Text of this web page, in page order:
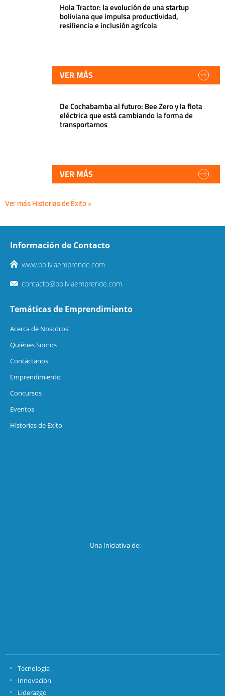
Hola Tractor: la evolución de una startup
boliviana que impulsa productividad,
resiliencia e inclusión agrícola
VER MÁS
De Cochabamba al futuro: Bee Zero y la flota
eléctrica que está cambiando la forma de
transportarnos
VER MÁS
Ver más Historias de Éxito »
Información de Contacto
www.boliviaemprende.com
contacto@boliviaemprende.com
Temáticas de Emprendimiento
Acerca de Nosotros
Quiénes Somos
Contáctanos
Emprendimiento
Concursos
Eventos
Historias de Exíto
Una Iniciativa de:
Tecnología
Innovación
Liderazgo